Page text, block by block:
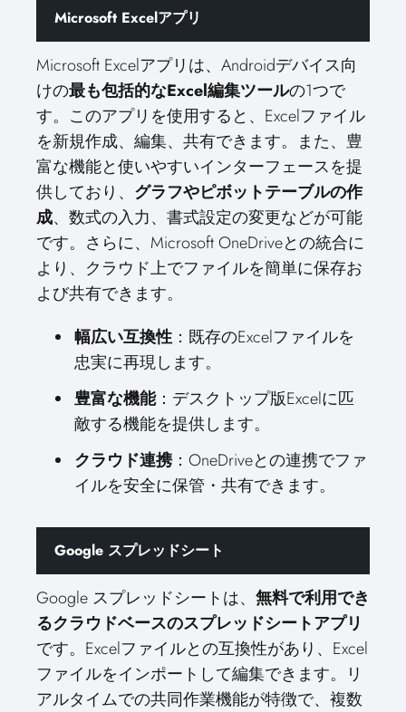
Microsoft Excelアプリ
Microsoft Excelアプリは、Androidデバイス向
けの最も包括的なExcel編集ツールの1つで
す。このアプリを使用すると、Excelファイル
を新規作成、編集、共有できます。また、豊
富な機能と使いやすいインターフェースを提
供しており、 グラフやピボットテーブルの作
成、数式の入力、書式設定の変更などが可能
です。さらに、Microsoft OneDriveとの統合に
より、クラウド上でファイルを簡単に保存お
よび共有できます。
幅広い互換性：既存のExcelファイルを
忠実に再現します。
豊富な機能：デスクトップ版Excelに匹
敵する機能を提供します。
クラウド連携：OneDriveとの連携でファ
イルを安全に保管・共有できます。
Google スプレッドシート
Google スプレッドシートは、 無料で利用でき
るクラウドベースのスプレッドシートアプリ
です。Excelファイルとの互換性があり、Excel
ファイルをインポートして編集できます。リ
アルタイムでの共同作業機能が特徴で、複数